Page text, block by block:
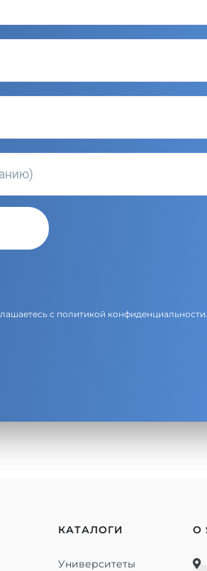
с политикой конфиденциальности
КАТАЛОГИ
Университеты
О